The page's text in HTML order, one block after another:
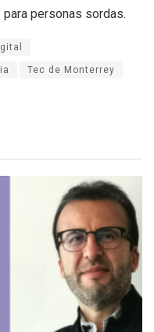
personas sordas.
Tec de Monterrey